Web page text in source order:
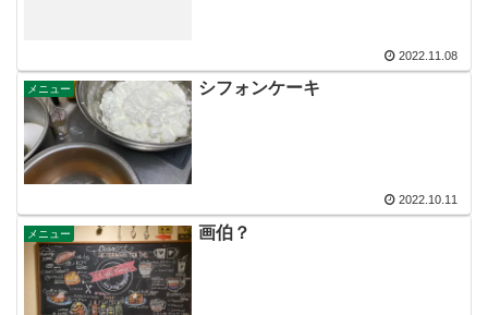
2022.11.08
メニュー シフォンケーキ
2022.10.11
メニュー 画伯？